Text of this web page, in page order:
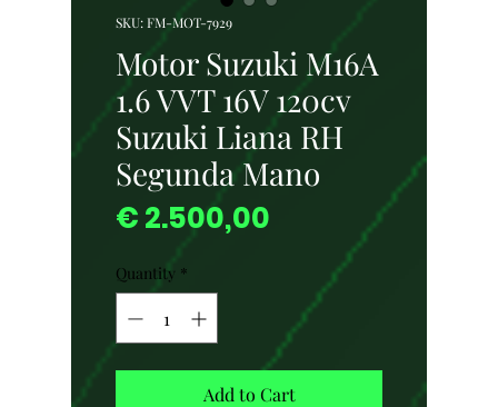
SKU: FM-MOT-7929
Motor Suzuki M16A
1.6 VVT 16V 120cv
Suzuki Liana RH
Segunda Mano
€ 2.500,00
Quantity *
Add to Cart